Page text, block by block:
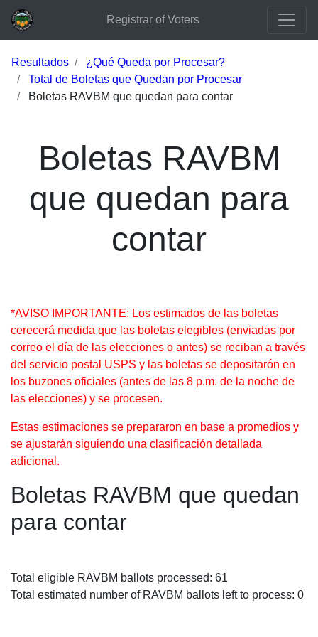
Registrar of Voters
Resultados
¿Qué Queda por Procesar?
Total de Boletas que Quedan por Procesar
Boletas RAVBM que quedan para contar
Boletas RAVBM
que quedan para
contar
*AVISO IMPORTANTE: Los estimados de las boletas
cerecerá medida que las boletas elegibles (enviadas por
correo el día de las elecciones o antes) se reciban a través
del servicio postal USPS y las boletas se depositarón en
los buzones oficiales (antes de las 8 p.m. de la noche de
las elecciones) y se procesen.
Estas estimaciones se prepararon en base a promedios y
se ajustarán siguiendo una clasificación detallada
adicional.
Boletas RAVBM que quedan
para contar
Total eligible RAVBM ballots processed: 61
Total estimated number of RAVBM ballots left to process: 0